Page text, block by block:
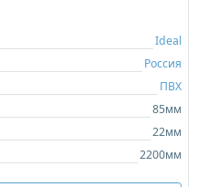
Ideal
Россия
ПВХ
85мм
22мм
2200мм